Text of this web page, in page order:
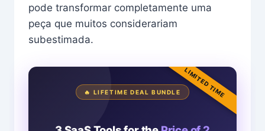
pode transformar completamente uma
peça que muitos considerariam
subestimada.
LIMITED TIME
🔥 LIFETIME DEAL BUNDLE